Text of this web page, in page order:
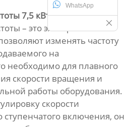
WhatsApp
7,5 кВт 380В 3Ф
– это электронные
изменять частоту
на
необходимо для плавного
скорости вращения и
работы оборудования.
скорости
ступенчатого включения, он